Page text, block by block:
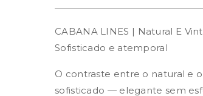
CABANA LINES | Natural E
Sofisticado e atemporal
O contraste entre o natural e
sofisticado — elegante sem